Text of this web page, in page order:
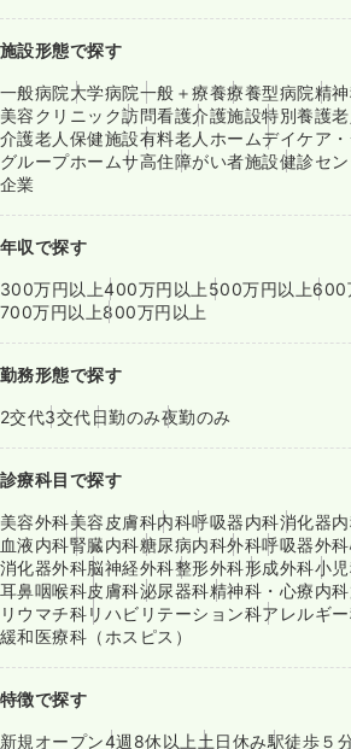
施設形態で探す
一般病院大学病院一般＋療養療養型病院精
美容クリニック訪問看護介護施設特別養護
介護老人保健施設有料老人ホームデイケア
グループホームサ高住障がい者施設健診セ
企業
年収で探す
300万円以上400万円以上 500万円以上600
700万円以上800万円以上
勤務形態で探す
2交代3交代日勤のみ夜勤のみ
診療科目で探す
美容外科美容皮膚科内科呼吸器内科消化器
血液内科腎臓内科糖尿病内科外科呼吸器外科
消化器外科脳神経外科整形外科形成外科小
耳鼻咽喉科皮膚科泌尿器科精神科・心療内科
リウマチ科リハビリテーション科アレルギ
緩和医療科（ホスピス）
特徴で探す
新規オープン4週8休以上 土日休み駅徒歩５